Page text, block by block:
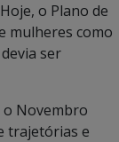
o Plano de
mulheres como
ser
o Novembro
trajetórias e